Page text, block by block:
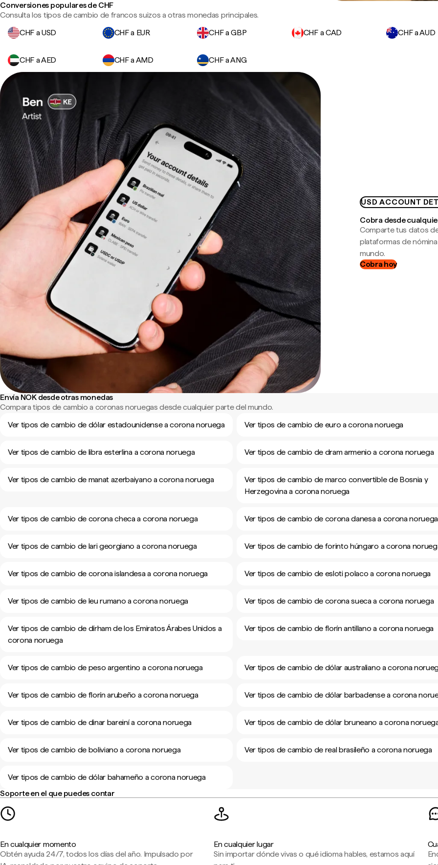
Conversiones populares de CHF
Consulta los tipos de cambio de francos suizos a otras monedas principales.
CHF a USD
CHF a EUR CHF a GBP CHF a CAD CHF a AUD
CHF a AED CHF a AMD CHF a ANG
USD ACCOUNT
Cobra desde
Comparte tus datos
plataformas de
mundo.
Cobra hoy
Envía NOK desde otras monedas
Compara tipos de cambio a coronas noruegas desde cualquier parte del mundo.
Ver tipos de cambio de dólar estadounidense a corona noruega
Ver tipos de cambio de euro a corona noruega
Ver tipos de cambio de libra esterlina a corona noruega Ver tipos de cambio de dram armenio a corona noruega
Ver tipos de cambio de manat azerbaiyano a corona noruega
Ver tipos de cambio de marco convertible de Bosnia y
Herzegovina a corona noruega
Ver tipos de cambio de corona checa a corona noruega Ver tipos de cambio de corona danesa a corona noruega
Ver tipos de cambio de lari georgiano a corona noruega Ver tipos de cambio de forinto húngaro a corona
Ver tipos de cambio de corona islandesa a corona noruega Ver tipos de cambio de esloti polaco a corona noruega
Ver tipos de cambio de leu rumano a corona noruega Ver tipos de cambio de corona sueca a corona noruega
Ver tipos de cambio de dírham de los Emiratos Árabes Unidos a
corona noruega
Ver tipos de cambio de florín antillano a corona noruega
Ver tipos de cambio de peso argentino a corona noruega Ver tipos de cambio de dólar australiano a corona
Ver tipos de cambio de florín arubeño a corona noruega Ver tipos de cambio de dólar barbadense a corona
Ver tipos de cambio de dinar bareiní a corona noruega Ver tipos de cambio de dólar bruneano a corona
Ver tipos de cambio de boliviano a corona noruega Ver tipos de cambio de real brasileño a corona noruega
Ver tipos de cambio de dólar bahameño a corona noruega
Soporte en el que puedes contar
En cualquier momento
Obtén ayuda 24/7, todos los días del año. Impulsado por
En cualquier lugar
Sin importar dónde vivas o qué idioma hables, estamos aquí